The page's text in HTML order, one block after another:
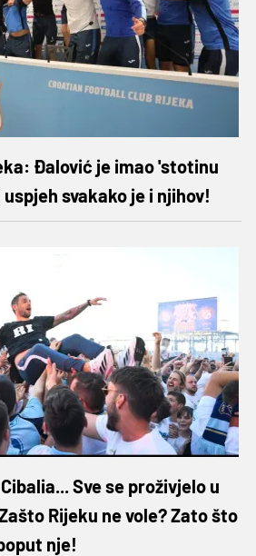
Đalović je imao 'stotinu
svakako je i njihov!
Sve se proživjelo u
Rijeku ne vole? Zato što
nje!